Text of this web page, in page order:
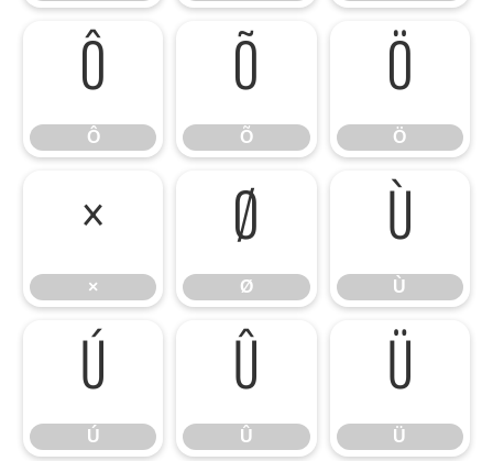
Ô
Ô Õ
Õ Ö
Ö
×
× Ø
Ø Ù
Ù
Ú
Ú Û
Û Ü
Ü